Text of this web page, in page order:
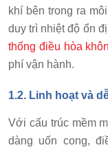
khí bên trong ra
duy trì nhiệt độ ổn
thống điều hòa
phí vận hành.
1.2. Linh hoạt và
Với cấu trúc mềm
dàng uốn cong,